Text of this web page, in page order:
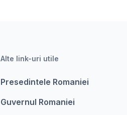
Alte link-uri utile
Presedintele Romaniei
Guvernul Romaniei